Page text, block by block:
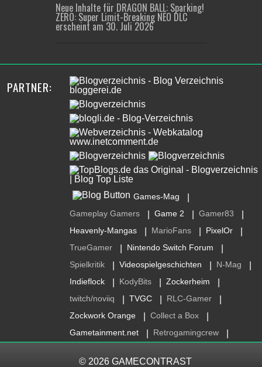
Neue Inhalte für DRAGON BALL: Sparking!
ZERO: Super Limit-Breaking NEO DLC
erscheint am 30. Juli 2026
PARTNER:
Games-Mag
Gameplay Gamers Game 2 Gamer83
Heavenly-Mangas MarioFans PixelOr
TrueGamer Nintendo Switch Forum
Spielkritik Videospielgeschichten N-Mag
Indieflock KodyBits Zockerheim
twitch/noviiq TVGC RLC-Gamer
Zockwork Orange Collect a Box
Gametainment.net Retrogamingcrew
© 2026 GAMECONTRAST